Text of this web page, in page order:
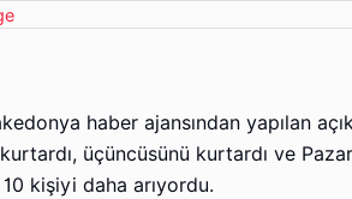
haber ajansından yapılan
üçüncüsünü kurtardı ve
kişiyi daha arıyordu.